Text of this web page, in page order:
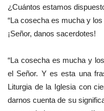
¿Cuántos estamos
“La cosecha es mucha y
¡Señor, danos sacerdotes!
“La cosecha es mucha y
el Señor. Y es esta una
Liturgia de la Iglesia con
darnos cuenta de su